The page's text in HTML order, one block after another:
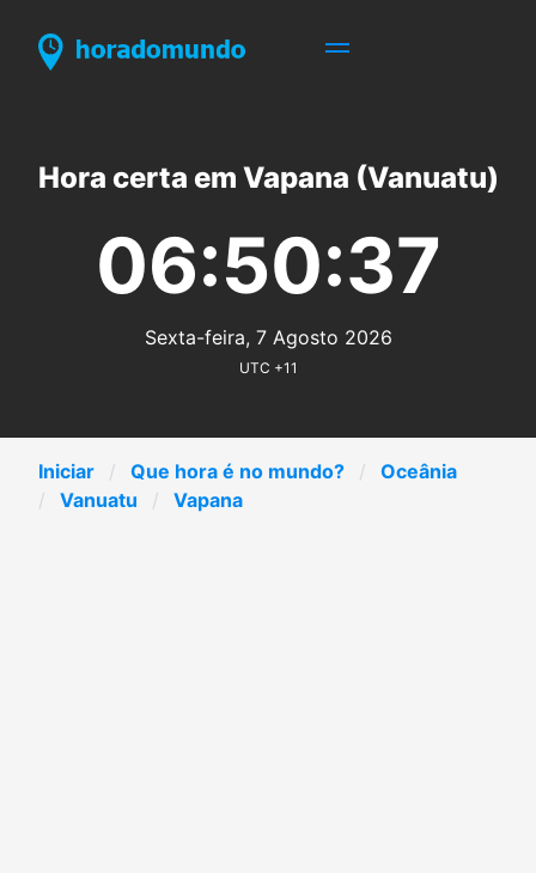
Hora certa em Vapana (Vanuatu)
06:50:37
Sexta-feira, 7 Agosto 2026
UTC +11
Iniciar Que hora é no mundo?
Oceânia
Vanuatu
Vapana